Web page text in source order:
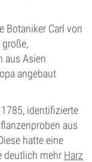
Botaniker Carl von
aus Asien
angebaut
identifizierte
aus
hatte eine
deutlich mehr Harz